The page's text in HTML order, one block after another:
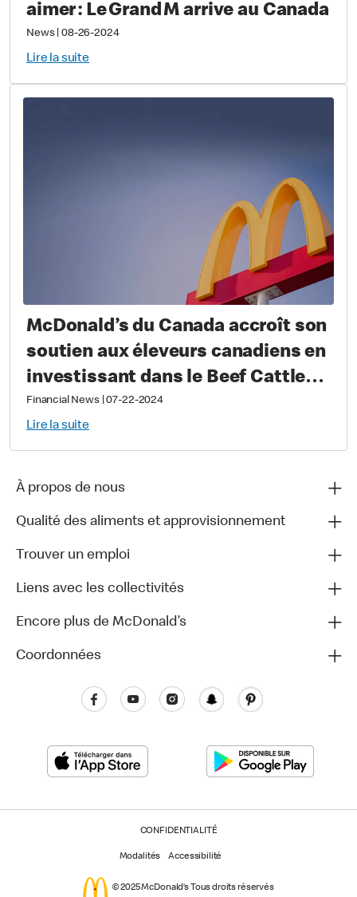
aimer : Le Grand M arrive au Canada
News| 08-26-2024
Lire la suite
McDonald’s du Canada accroît son
soutien aux éleveurs canadiens en
investissant dans le Beef Cattle
Research Council
Financial News|07-22-2024
Lire la suite
À propos de nous
Qualité des aliments et approvisionnement
Trouver un emploi
Liens avec les collectivités
Encore plus de McDonald’s
Coordonnées
CONFIDENTIALITÉ
Modalités Accessibilité
© 2025 McDonald’s Tous droits réservés